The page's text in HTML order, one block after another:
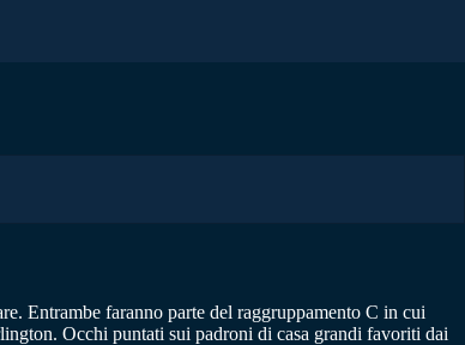
Entrambe faranno parte del raggruppamento C in cui
Occhi puntati sui padroni di casa grandi favoriti dai